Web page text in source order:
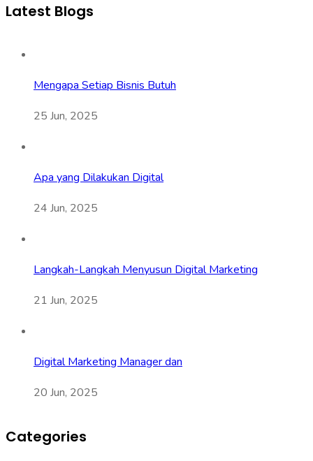
Latest Blogs
Mengapa Setiap Bisnis Butuh
25 Jun, 2025
Apa yang Dilakukan Digital
24 Jun, 2025
Langkah-Langkah Menyusun Digital Marketing
21 Jun, 2025
Digital Marketing Manager dan
20 Jun, 2025
Categories